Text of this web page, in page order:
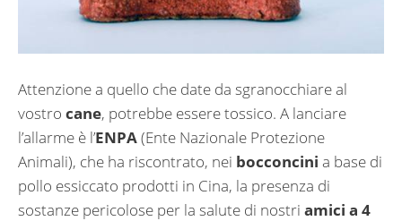
Attenzione a quello che date da sgranocchiare al
vostro cane, potrebbe essere tossico. A lanciare
l’allarme è l’ENPA(Ente Nazionale Protezione
Animali), che ha riscontrato, nei bocconcini a base di
pollo essiccato prodotti in Cina, la presenza di
sostanze pericolose per la salute di nostri amici a 4